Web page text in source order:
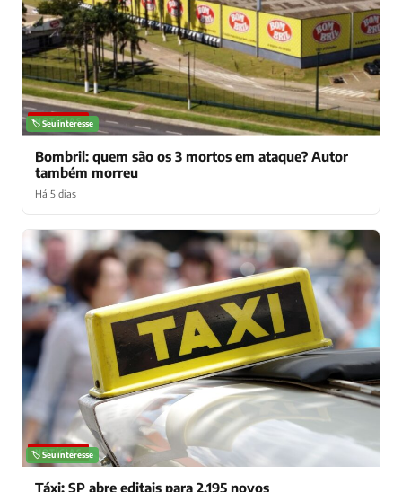
NOTÍCIAS
🏷️ Seu interesse
Bombril: quem são os 3 mortos em ataque? Autor
também morreu
Há 5 dias
NOTÍCIAS
🏷️ Seu interesse
Táxi: SP abre editais para 2.195 novos